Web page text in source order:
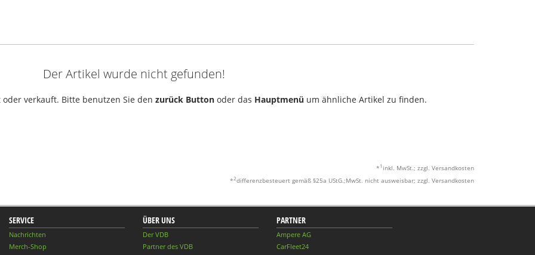
Der Artikel wurde nicht gefunden!
verkauft. Bitte benutzen Sie den zurück Button oder das Hauptmenü um ähnliche Artikel zu finden.
* 1 inkl. MwSt.; zzgl. Versandkosten
*2differenzbesteuert gemäß §25a UStG.;MwSt. nicht ausweisbar; zzgl. Versandkosten
SERVICE
Nachrichten
Merch-Shop
ÜBER UNS
Der VDB
Partner des VDB
PARTNER
Ampere AG
CarFleet24